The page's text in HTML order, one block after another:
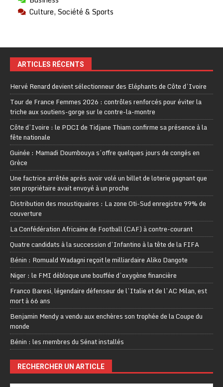
Culture, Société & Sports
ARTICLES RÉCENTS
Hervé Renard devient sélectionneur des Eléphants de Côte d’Ivoire
Tour de France Femmes 2026 : contrôles renforcés pour éviter la
triche aux soutiens-gorge sur le contre-la-montre
Côte d’Ivoire : le PDCI de Tidjane Thiam confirme sa présence à la
fête nationale
Guinée : Mamadi Doumbouya s’offre quelques jours de congés en
Grèce
Une factrice arrêtée après avoir volé un billet de loterie gagnant que
son propriétaire avait envoyé à un proche
Distribution des moustiquaires : La zone Oti-Sud enregistre 99% de
couverture
La Confédération Africaine de Football (CAF) à contre-courant
Quatre candidats à la succession d’Infantino à la tête de la FIFA
Bénin : Romuald Wadagni reçoit le milliardaire Aliko Dangote
Niger : le FMI débloque une bouffée d’oxygène financière
Franco Baresi, légendaire défenseur de l’Italie et de l’AC Milan, est
mort à 66 ans
Benjamin Mendy a vendu aux enchères son trophée de la Coupe du
monde
Bénin : les membres du Sénat installés
RECHERCHER UN ARTICLE